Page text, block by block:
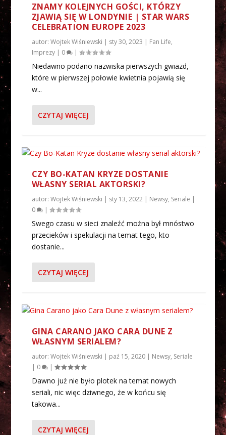
CZY BO-KATAN KRYZE DOSTANIE
WŁASNY SERIAL AKTORSKI...
KATEE SACKHOFF JAKO AKTORSKA BO-
KATAN | „THE MANDA...
ZNAMY KOLEJNYCH GOŚCI, KTÓRZY
ZJAWIĄ SIĘ W LONDYNIE | STAR WARS
CELEBRATION EUROPE 2023
autor: Wojtek Wiśniewski | sty 30, 2023 | Fan Life,
Imprezy| 0 |
Niedawno podano nazwiska pierwszych gwiazd,
które w pierwszej połowie kwietnia pojawią się
w...
CZYTAJ WIĘCEJ
CZY BO-KATAN KRYZE DOSTANIE
WŁASNY SERIAL AKTORSKI?
autor: Wojtek Wiśniewski | sty 13, 2022| Newsy, Seriale |
0
|
Swego czasu w sieci znaleźć można był mnóstwo
przecieków i spekulacji na temat tego, kto
dostanie...
CZYTAJ WIĘCEJ
GINA CARANO JAKO CARA DUNE Z
WŁASNYM SERIALEM?
autor: Wojtek Wiśniewski | paź 15, 2020| Newsy, Seriale
| 0 |
Dawno już nie było plotek na temat nowych
seriali, nic więc dziwnego, że w końcu się
takowa...
CZYTAJ WIĘCEJ